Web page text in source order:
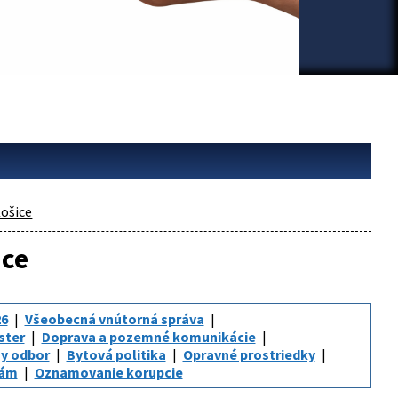
Všeobecná vnútorná správa
Doprava a pozemné komunikácie
odbor Bytová politika
Opravné prostriedky
Oznamovanie korupcie